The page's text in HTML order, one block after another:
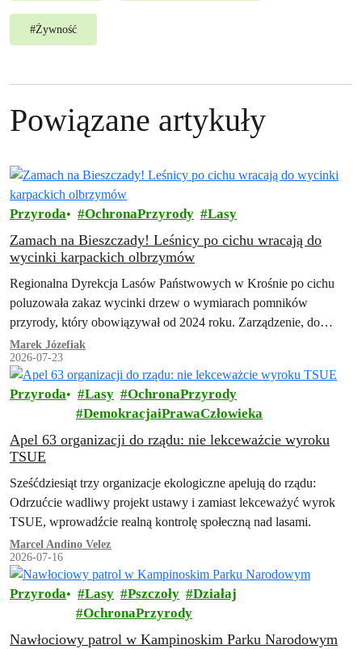
#Żywność
Powiązane artykuły
Przyroda OchronaPrzyrody Lasy
Zamach na Bieszczady! Leśnicy po cichu wracają do
wycinki karpackich olbrzymów
Regionalna Dyrekcja Lasów Państwowych w Krośnie po cichu
poluzowała zakaz wycinki drzew o wymiarach pomników
przyrody, który obowiązywał od 2024 roku. Zarządzenie, do
którego dotarła Inicjatywa Dzikie Karpaty, przewiduje szeroki…
Marek Józefiak
2026-07-23
Przyroda Lasy
OchronaPrzyrody
DemokracjaiPrawaCzłowieka
Apel 63 organizacji do rządu: nie lekceważcie wyroku
TSUE
Sześćdziesiąt trzy organizacje ekologiczne apelują do rządu:
Odrzućcie wadliwy projekt ustawy i zamiast lekceważyć wyrok
TSUE, wprowadźcie realną kontrolę społeczną nad lasami.
Marcel Andino Velez
2026-07-16
Przyroda Lasy Pszczoły
Działaj
OchronaPrzyrody
Nawłociowy patrol w Kampinoskim Parku Narodowym